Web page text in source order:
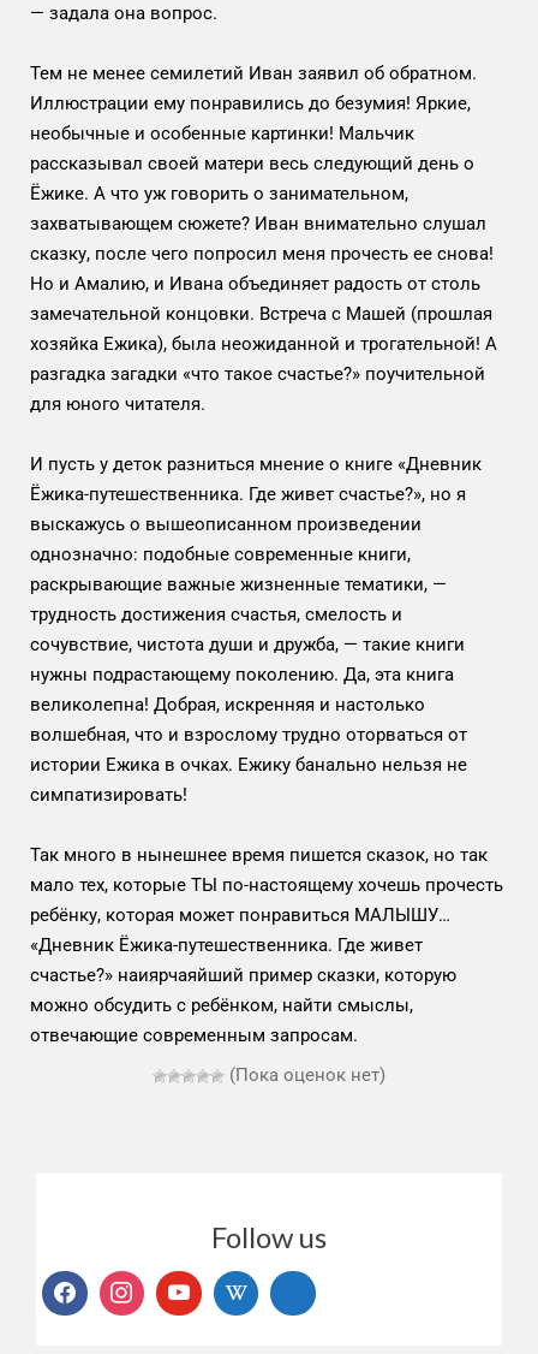
— задала она вопрос.
Тем не менее семилетий Иван заявил об обратном.
Иллюстрации ему понравились до безумия! Яркие,
необычные и особенные картинки! Мальчик
рассказывал своей матери весь следующий день о
Ёжике. А что уж говорить о занимательном,
захватывающем сюжете? Иван внимательно слушал
сказку, после чего попросил меня прочесть ее снова!
Но и Амалию, и Ивана объединяет радость от столь
замечательной концовки. Встреча с Машей (прошлая
хозяйка Ежика), была неожиданной и трогательной! А
разгадка загадки «что такое счастье?» поучительной
для юного читателя.
И пусть у деток разниться мнение о книге «Дневник
Ёжика-путешественника. Где живет счастье?», но я
выскажусь о вышеописанном произведении
однозначно: подобные современные книги,
раскрывающие важные жизненные тематики, —
трудность достижения счастья, смелость и
сочувствие, чистота души и дружба, — такие книги
нужны подрастающему поколению. Да, эта книга
великолепна! Добрая, искренняя и настолько
волшебная, что и взрослому трудно оторваться от
истории Ежика в очках. Ежику банально нельзя не
симпатизировать!
Так много в нынешнее время пишется сказок, но так
мало тех, которые ТЫ по-настоящему хочешь прочесть
ребёнку, которая может понравиться МАЛЫШУ…
«Дневник Ёжика-путешественника. Где живет
счастье?» наиярчаяйший пример сказки, которую
можно обсудить с ребёнком, найти смыслы,
отвечающие современным запросам.
(Пока оценок нет)
Follow us